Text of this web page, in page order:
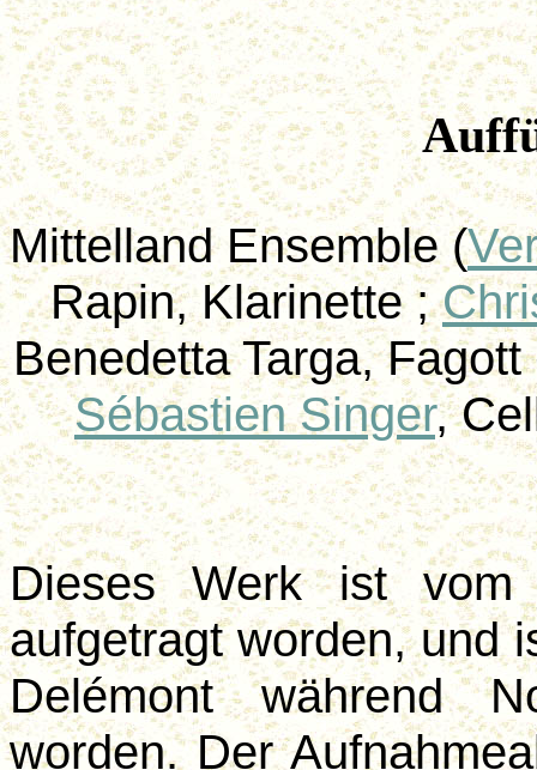
Mittelland Ensemble (
Rapin, Klarinette ;
BenedettaTarga,
Sébastien Singer,
Dieses Werk ist
aufgetragtworden, und
Delémont während
worden. Der